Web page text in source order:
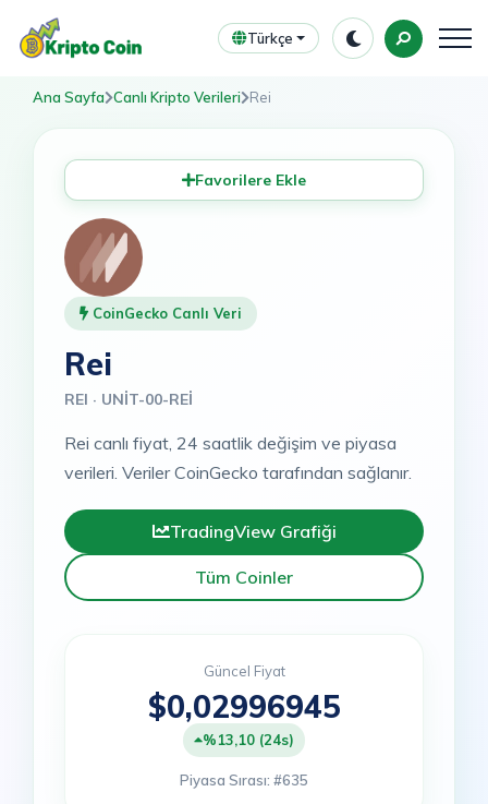
Türkçe
Ana Sayfa Canlı Kripto Verileri Rei
Favorilere Ekle
CoinGecko Canlı Veri
Rei
REI · UNIT-00-REI
Rei canlı fiyat, 24 saatlik değişim ve piyasa
verileri. Veriler CoinGecko tarafından sağlanır.
TradingView Grafiği
Tüm Coinler
Güncel Fiyat
$0,02996945
%13,10 (24s)
Piyasa Sırası: #635